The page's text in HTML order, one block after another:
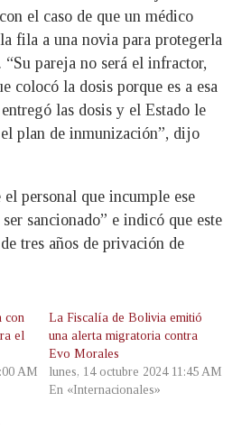
el caso de que un médico
fila a una novia para protegerla
pareja no será el infractor,
colocó la dosis porque es a esa
las dosis y el Estado le
plan de inmunización”, dijo
personal que incumple ese
sancionado” e indicó que este
tres años de privación de
con
el
AM
La Fiscalía de Bolivia emitió
una alerta migratoria contra
Evo Morales
lunes, 14 octubre 2024 11:45 AM
En «Internacionales»